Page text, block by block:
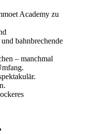
Academy zu
bahnbrechende
– manchmal